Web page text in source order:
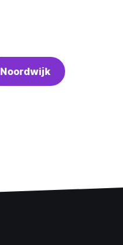
Noordwijk